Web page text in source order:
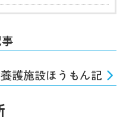
護施設ほうもん記